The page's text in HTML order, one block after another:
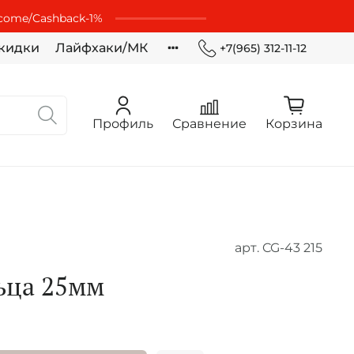
Cashbaсk-1%
Лайфхаки/МК +7(965) 312-11-12
Профиль Сравнение Корзина
арт. CG-43 215
25мм